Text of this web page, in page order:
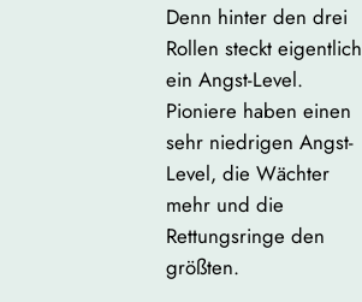
Denn hinter den drei
Rollen steckt eigentlich
ein Angst-Level.
Pioniere haben einen
sehr niedrigen Angst-
Level, die Wächter
mehr und die
Rettungsringe den
größten.